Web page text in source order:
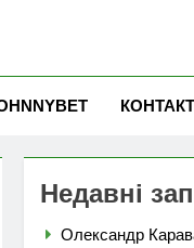
Недавні
Олександр